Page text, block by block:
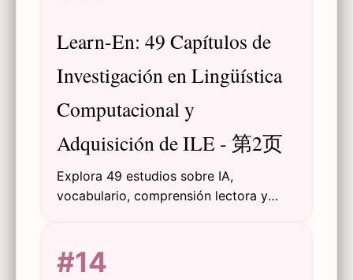
Learn-En: 49 Capítulos de
Investigación en Lingüística
Computacional y
Adquisición de ILE - 第2页
Explora 49 estudios sobre IA,
vocabulario, comprensión lectora y
#14